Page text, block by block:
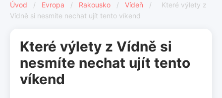
Úvod / Evropa / Rakousko / Vídeň /
Které výlety z
Vídně si nesmíte nechat ujít tento víkend
Které výlety z Vídně si
nesmíte nechat ujít tento
víkend